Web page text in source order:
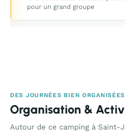
pour un grand groupe
DES JOURNÉES BIEN ORGANISÉES
Organisation &
Autour de ce camping à